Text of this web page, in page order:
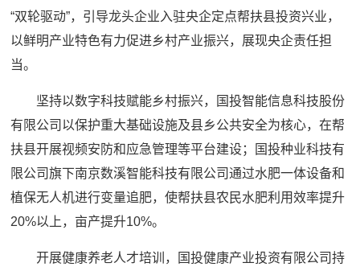
“双轮驱动”，引导龙头企业入驻央企定点帮扶县投资兴业，
以鲜明产业特色有力促进乡村产业振兴，展现央企责任担
当。
坚持以数字科技赋能乡村振兴，国投智能信息科技股份
有限公司以保护重大基础设施及县乡公共安全为核心，在帮
扶县开展视频安防和应急管理等平台建设；国投种业科技有
限公司旗下南京数溪智能科技有限公司通过水肥一体设备和
植保无人机进行变量追肥，使帮扶县农民水肥利用效率提升
20%以上，亩产提升10%。
开展健康养老人才培训，国投健康产业投资有限公司持